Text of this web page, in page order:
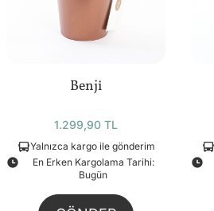
Benji
1.299,90 TL
Yalnızca kargo ile gönderim
En Erken Kargolama Tarihi:
Bugün